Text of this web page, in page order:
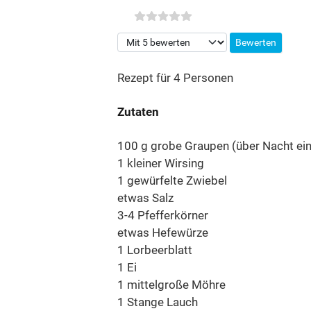
Bitte bewerten
Rezept für 4 Personen
Zutaten
100 g grobe Graupen (über Nacht
1 kleiner Wirsing
1 gewürfelte Zwiebel
etwas Salz
3-4 Pfefferkörner
etwas Hefewürze
1 Lorbeerblatt
1 Ei
1 mittelgroße Möhre
1 Stange Lauch